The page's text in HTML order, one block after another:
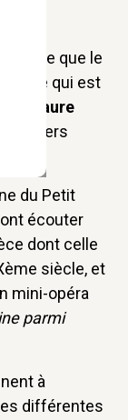
grosse que le
qui est
Laure
ateliers
du Petit
écouter
dont celle
siècle, et
mini-opéra
parmi
à
différentes